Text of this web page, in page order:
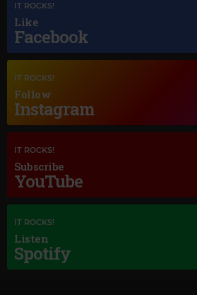
LENA HORNE– SOMEONE TO WATCH OVER ME
IT ROCKS!
Like
Facebook
IT ROCKS!
Follow
Instagram
IT ROCKS!
Subscribe
YouTube
IT ROCKS!
Listen
Spotify